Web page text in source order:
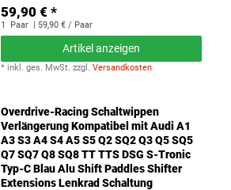
59,90 € *
1 Paar | 59,90 € / Paar
Artikel anzeigen
* inkl. ges. MwSt. zzgl.Versandkosten
Overdrive-Racing Schaltwippen
Verlängerung Kompatibel mit Audi A1
A3 S3 A4 S4 A5 S5 Q2 SQ2 Q3 Q5 SQ5
Q7 SQ7 Q8 SQ8 TT TTS DSG S-Tronic
Typ-C Blau Alu Shift Paddles Shifter
Extensions Lenkrad Schaltung